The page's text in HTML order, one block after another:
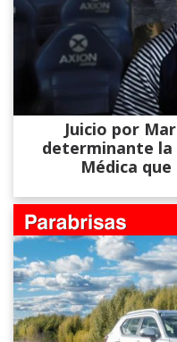
Juicio por
determinante la
Médica